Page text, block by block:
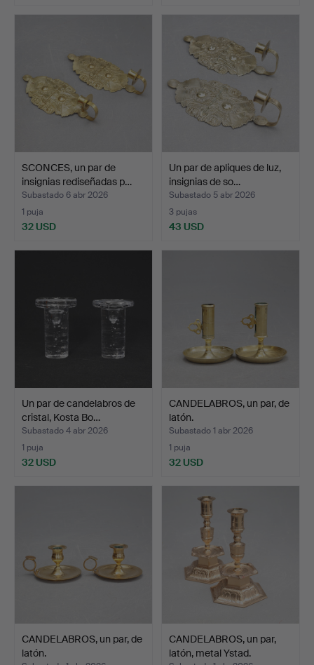
SCONCES, un par de
insignias rediseñadas p…
Subastado 6 abr 2026
1 puja
32 USD
Un par de apliques de luz,
insignias de so…
Subastado 5 abr 2026
3 pujas
43 USD
Un par de candelabros de
cristal, Kosta Bo…
Subastado 4 abr 2026
1 puja
32 USD
CANDELABROS, un par, de
latón.
Subastado 1 abr 2026
1 puja
32 USD
CANDELABROS, un par, de
latón.
CANDELABROS, un par,
latón, metal Ystad.